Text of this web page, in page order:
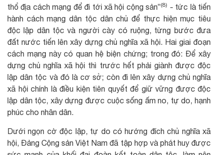
thổ địa cách mạng để đi tới xã hội cộng sản”(8) - tức là tiến
hành cách mạng dân tộc dân chủ để thực hiện mục tiêu
độc lập dân tộc và người cày có ruộng, từng bước đưa
đất nước tiến lên xây dựng chủ nghĩa xã hội. Hai giai đoạn
cách mạng này có quan hệ biện chứng; trong đó: Để xây
dựng chủ nghĩa xã hội thì trước hết phải giành được độc
lập dân tộc và đó là cơ sở; còn đi lên xây dựng chủ nghĩa
xã hội chính là điều kiện tiên quyết để giữ vững được độc
lập dân tộc, xây dựng được cuộc sống ấm no, tự do, hạnh
phúc cho nhân dân.
Dưới ngọn cờ độc lập, tự do có hướng đích chủ nghĩa xã
hội, Đảng Cộng sản Việt Nam đã tập hợp và phát huy được